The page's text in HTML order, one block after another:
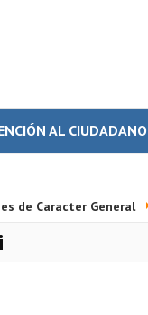
AL CIUDADANO
de Caracter General